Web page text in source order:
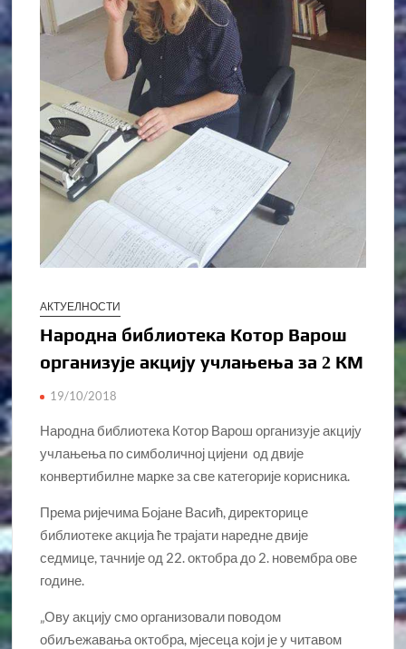
АКТУЕЛНОСТИ
Народна библиотека Котор Варош
организује акцију учлањења за 2 КМ
19/10/2018
Народна библиотека Котор Варош организује акцију
учлањења по симболичној цијени од двије
конвертибилне марке за све категорије корисника.
Према ријечима Бојане Васић, директорице
библиотеке акција ће трајати наредне двије
седмице, тачније од 22. октобра до 2. новембра ове
године.
„Ову акцију смо организовали поводом
обиљежавања октобра, мјесеца који је у читавом